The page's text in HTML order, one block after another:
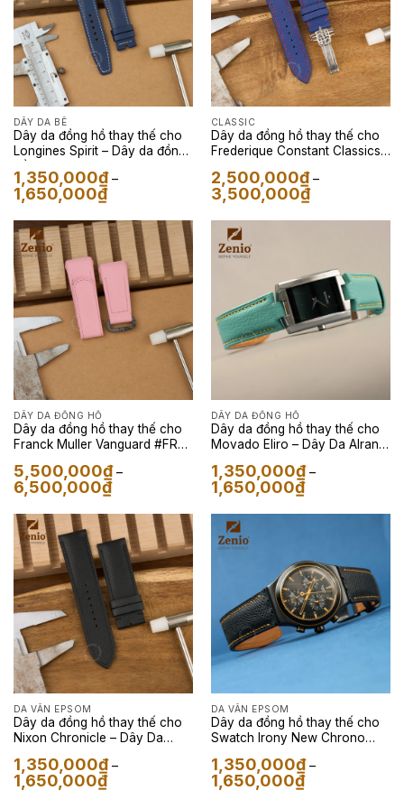
DÂY DA BÊ
Dây da đồng hồ thay thế cho
Longines Spirit – Dây da đồng
1,350,000₫ –
1,650,000₫Khoảng
giá:
1,350,000₫
đến
1,650,000₫
CLASSIC
Dây da đồng hồ thay thế cho
Frederique Constant Classics
Da FKM Sailcloth Màu Xanh
Lót Đỏ
2,500,000₫ –
3,500,000₫Khoảng
giá:
DÂY DA ĐỒNG HỒ
Dây da đồng hồ thay thế cho
Franck Muller Vanguard #FR2
Sailcloth màu Velcro Hồng
5,500,000₫ –
6,500,000₫Khoảng
giá:
5,500,000₫
đến
6,500,000₫
DÂY DA ĐỒNG HỒ
Dây da đồng hồ thay thế cho
Movado Eliro – Dây Da Alran
1,350,000₫ –
1,650,000₫Khoảng
giá:
DA VÂN EPSOM
Dây da đồng hồ thay thế cho
Nixon Chronicle – Dây Da
1,350,000₫ –
1,650,000₫Khoảng
giá:
DA VÂN EPSOM
Dây da đồng hồ thay thế cho
Swatch Irony New Chrono
Màu Đen
1,350,000₫ –
1,650,000₫Khoảng
giá: